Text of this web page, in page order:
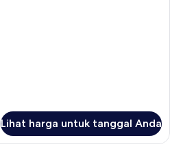
Lihat harga untuk tanggal Anda